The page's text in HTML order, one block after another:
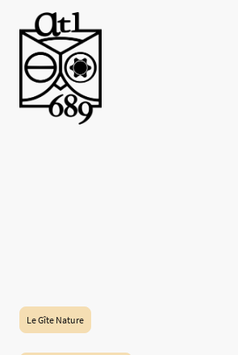
Le Gîte Nature